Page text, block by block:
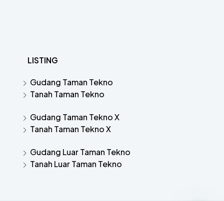
LISTING
Gudang Taman Tekno
Tanah Taman Tekno
Gudang Taman Tekno X
Tanah Taman Tekno X
Gudang Luar Taman Tekno
Tanah Luar Taman Tekno